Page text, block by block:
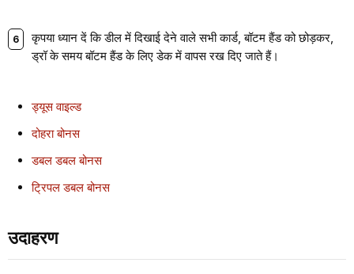
कृपया ध्यान दें कि डील में दिखाई देने वाले सभी कार्ड, बॉटम हैंड को छोड़कर,
ड्रॉ के समय बॉटम हैंड के लिए डेक में वापस रख दिए जाते हैं।
ड्यूस वाइल्ड
दोहरा बोनस
डबल डबल बोनस
ट्रिपल डबल बोनस
उदाहरण